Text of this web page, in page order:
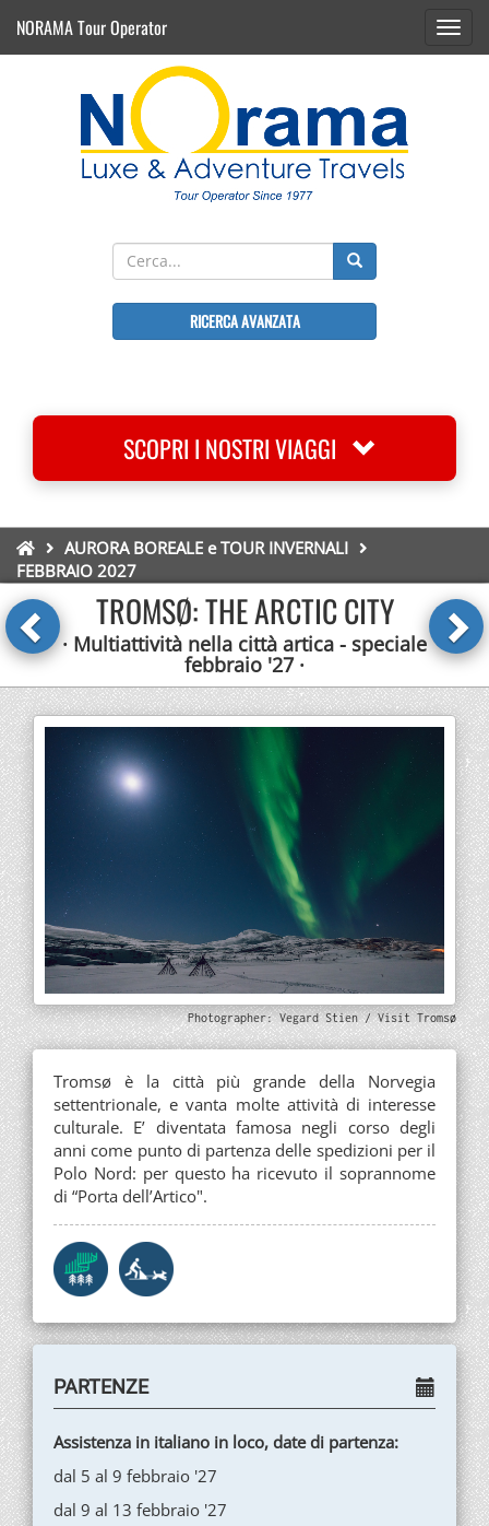
NORAMA Tour Operator
RICERCA AVANZATA
SCOPRI I NOSTRI VIAGGI
AURORA BOREALE e TOUR INVERNALI
FEBBRAIO 2027
TROMSØ: THE ARCTIC CITY
· Multiattività nella città artica - speciale
febbraio '27 ·
Photographer: Vegard Stien / Visit Tromsø
Tromsø è la città più grande della Norvegia
settentrionale, e vanta molte attività di interesse
culturale. E’ diventata famosa negli corso degli
anni come punto di partenza delle spedizioni per il
Polo Nord: per questo ha ricevuto il soprannome
di “Porta dell’Artico".
PARTENZE
Assistenza in italiano in loco, date di partenza:
dal 5 al 9 febbraio '27
dal 9 al 13 febbraio '27